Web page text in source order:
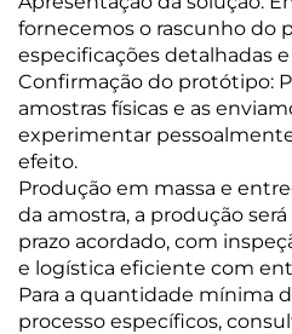
fornecemos o rascunho do
especificações detalhadas
Confirmação do protótipo:
amostras físicas e as
experimentar
efeito.
Produção em massa e
da amostra, a produção
prazo acordado, com
e logística eficiente com
Para a quantidade mínima
processo específicos,